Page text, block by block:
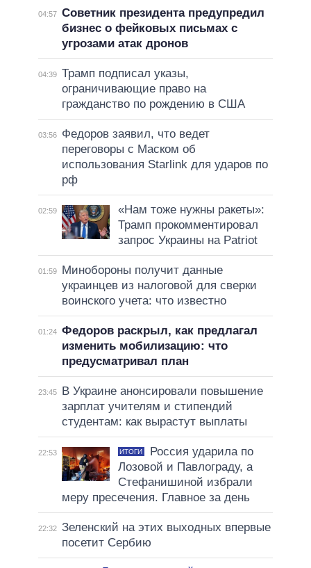
04:57 Советник президента предупредил
бизнес о фейковых письмах с
угрозами атак дронов
04:39 Трамп подписал указы,
ограничивающие право на
гражданство по рождению в США
03:56
Федоров заявил, что ведет
переговоры с Маском об
использования Starlink для ударов по
рф
02:59
«Нам тоже нужны ракеты»:
Трамп прокомментировал
запрос Украины на Patriot
01:59
Минобороны получит данные
украинцев из налоговой для сверки
воинского учета: что известно
01:24 Федоров раскрыл, как предлагал
изменить мобилизацию: что
предусматривал план
23:45
В Украине анонсировали повышение
зарплат учителям и стипендий
студентам: как вырастут выплаты
22:53 ИТОГИ
Россия ударила по
Лозовой и Павлограду, а
Стефанишиной избрали
меру пресечения. Главное за день
22:32 Зеленский на этих выходных впервые
посетит Сербию